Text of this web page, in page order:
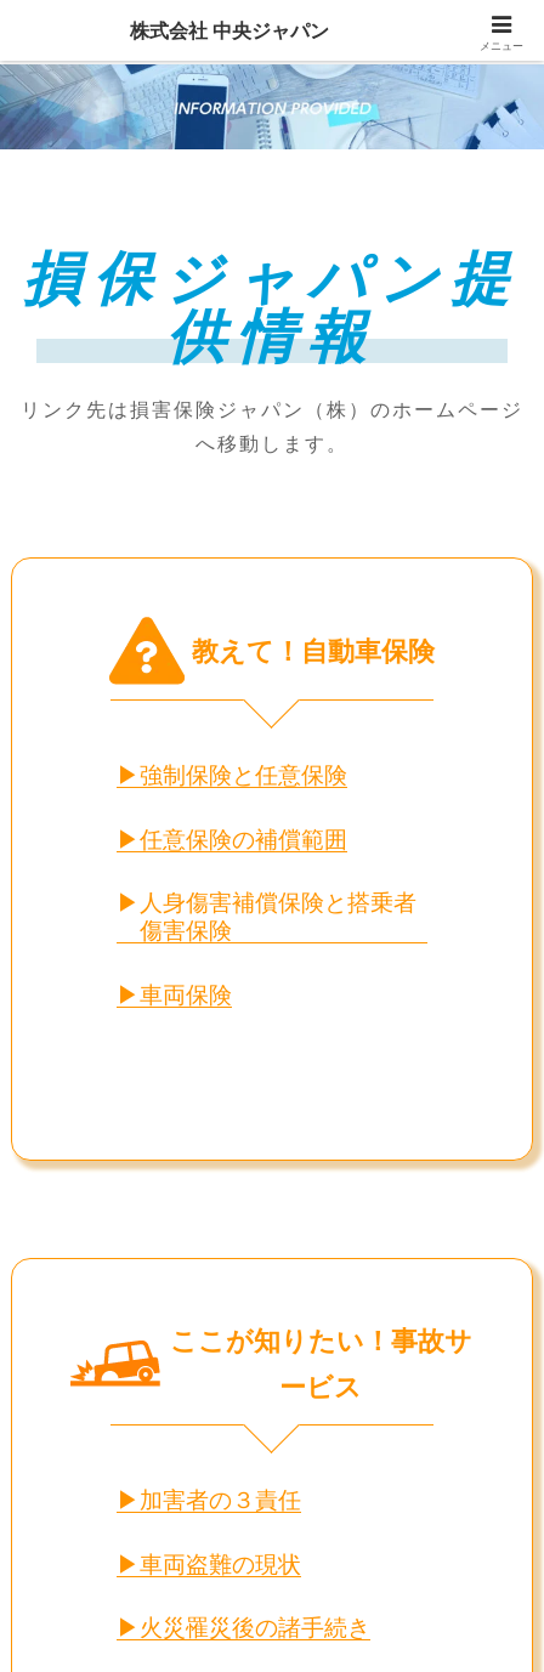
損保ジャパン提
供情報
リンク先は損害保険ジャパン（株）のホームページ
へ移動します。
教えて！自動車保険
強制保険と任意保険
任意保険の補償範囲
人身傷害補償保険と搭乗者
傷害保険
車両保険
ここが知りたい！事故サ
ービス
加害者の３責任
車両盗難の現状
火災罹災後の諸手続き
株式会社 中央ジャパン
メニュー